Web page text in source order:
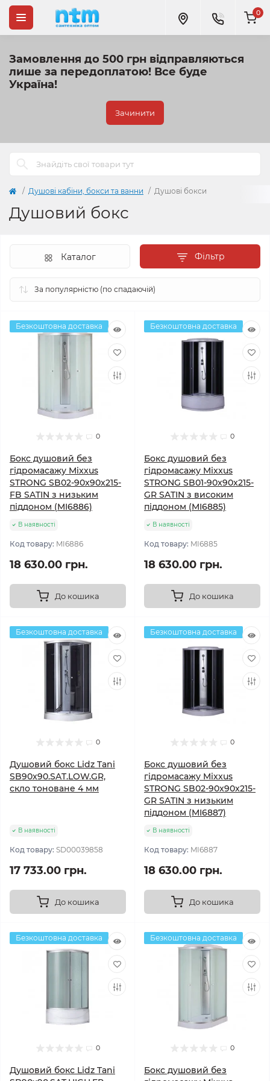
Замовлення до 500 грн відправляються
лише за передоплатою! Все буде
Україна!
Зачинити
0
Душові кабіни, бокси та ванни Душові бокси
Душовий бокс
Фільтр
Каталог
Безкоштовна доставка
0
Бокс душовий без
гідромасажу Mixxus
STRONG SB02-90x90x215-
FB SATIN з низьким
піддоном (MI6886)
В наявності
Код товару: MI6886
18 630.00 грн.
До кошика
Безкоштовна доставка
0
Бокс душовий без
гідромасажу Mixxus
STRONG SB01-90x90x215-
GR SATIN з високим
піддоном (MI6885)
В наявності
Код товару: MI6885
18 630.00 грн.
До кошика
Безкоштовна доставка
0
Душовий бокс Lidz Tani
SB90x90.SAT.LOW.GR,
скло тоноване 4 мм
В наявності
Код товару: SD00039858
17 733.00 грн.
До кошика
Безкоштовна доставка
0
Бокс душовий без
гідромасажу Mixxus
STRONG SB02-90x90x215-
GR SATIN з низьким
піддоном (MI6887)
В наявності
Код товару: MI6887
18 630.00 грн.
До кошика
Безкоштовна доставка
0
Душовий бокс Lidz Tani
Безкоштовна доставка
0
Бокс душовий без